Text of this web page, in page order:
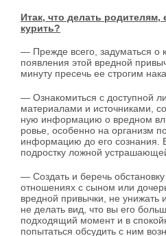
Итак, что делать родителям,
курить?
— Прежде всего, задуматься о
появления этой вредной
минуту пресечь ее строгим
— Ознакомиться с доступной
материалами и источниками,
ную информацию о вредном
ровье, особенно на организм
информацию до его сознания.
подростку ложной
— Создать и беречь
отношениях с сыном или
вредной привычки, не унижать
не делать вид, что вы его
подходящий момент и в
попытаться обсудить с ним